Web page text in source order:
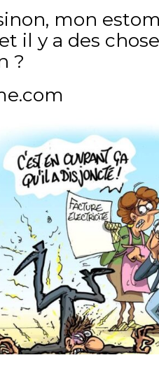
mon
il y a des
?